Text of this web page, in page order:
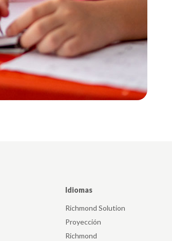
Idiomas
Richmond Solution
Proyección
Richmond